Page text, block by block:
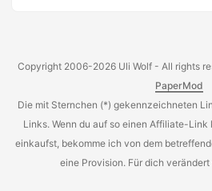
Copyright 2006-2026 Uli Wolf - All rights
PaperMod
Die mit Sternchen (*) gekennzeichneten
Links. Wenn du auf so einen Affiliate-
einkaufst, bekomme ich von dem
eine Provision. Für dich